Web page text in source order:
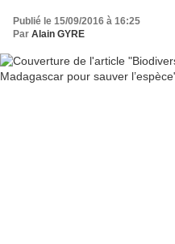
Publié le 15/09/2016 à 16:25
Par Alain GYRE